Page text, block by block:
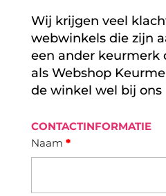
Wij krijgen veel
webwinkels die zijn
een ander keurmerk
als Webshop
de winkel wel bij ons
CONTACTINFORMATIE
Naam *